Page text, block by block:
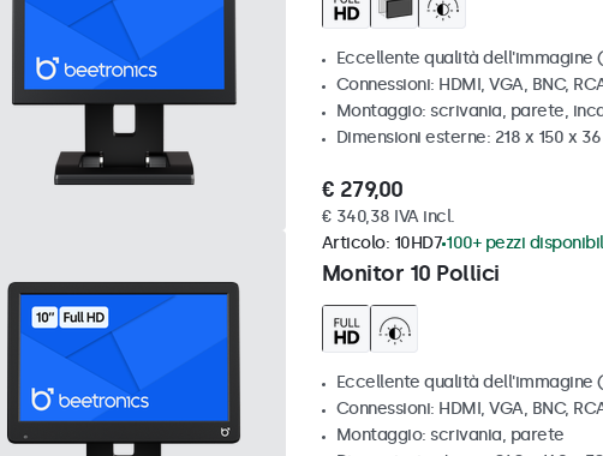
Eccellente qualità dell'immagine
Connessioni: HDMI, VGA, BNC,
Montaggio: scrivania, parete,
Dimensioni esterne: 218 x 150 x
€ 279,00
€ 340,38 IVA incl.
Monitor 10 Pollici
Articolo: 10HD7 100+ pezzi
Eccellente qualità dell'immagine
Connessioni: HDMI, VGA, BNC,
Montaggio: scrivania, parete